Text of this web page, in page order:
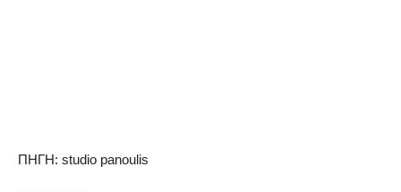
ΠΗΓΗ: studio panoulis